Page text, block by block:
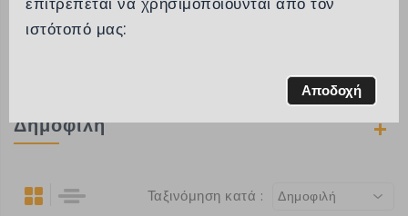
Μάρκα
Δημοφιλή
Ταξινόμηση κατά : Δημοφιλή
ιστότοπό μας:
Αποδοχή